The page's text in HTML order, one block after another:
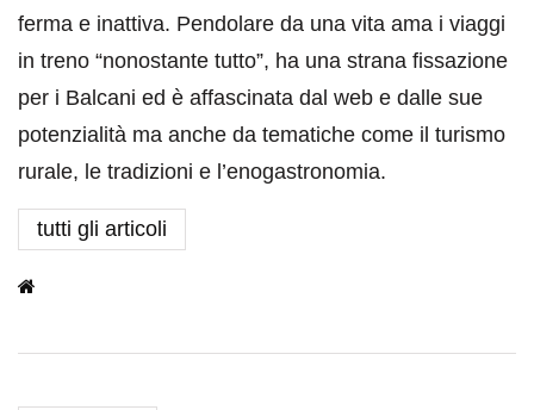
ferma e inattiva. Pendolare da una vita ama i viaggi
in treno “nonostante tutto”, ha una strana fissazione
per i Balcani ed è affascinata dal web e dalle sue
potenzialità ma anche da tematiche come il turismo
rurale, le tradizioni e l’enogastronomia.
tutti gli articoli